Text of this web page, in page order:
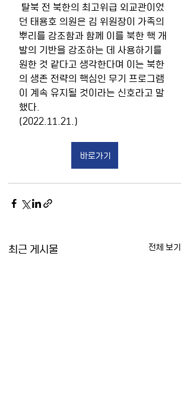
던 태용호 의원은 김 위원장이 가족의
뿌리를 강조함과 함께 이를 북한 핵 개
발의 기반을 강조하는 데 사용하기를
원한 것 같다고 생각한다며 이는 북한
의 생존 전략의 핵심인 무기 프로그램
이 계속 유지될 것이라는 신호라고 말
했다.
(2022.11.21.)
바로가기
최근 게시물 전체 보기